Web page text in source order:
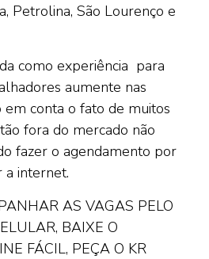
Petrolina, São Lourenço e
como experiência para
aumente nas
em conta o fato de muitos
fora do mercado não
fazer o agendamento por
a internet.
AS VAGAS PELO
BAIXE O
FÁCIL, PEÇA O KR